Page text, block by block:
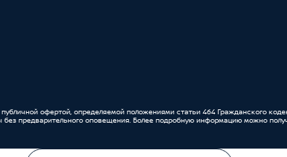
офертой, определяемой положениями статьи 464 Гражданского
предварительного оповещения. Более подробную информацию можно